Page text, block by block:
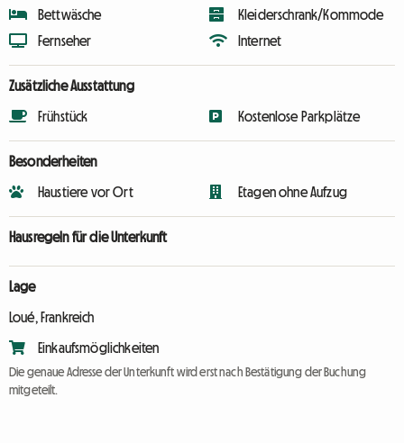
Bettwäsche
Fernseher
Kleiderschrank/Kommode
Internet
Zusätzliche Ausstattung
Frühstück Kostenlose Parkplätze
Besonderheiten
Haustiere vor Ort Etagen ohne Aufzug
Hausregeln für die Unterkunft
Lage
Loué, Frankreich
Einkaufsmöglichkeiten
Die genaue Adresse der Unterkunft wird erst nach Bestätigung der Buchung
mitgeteilt.